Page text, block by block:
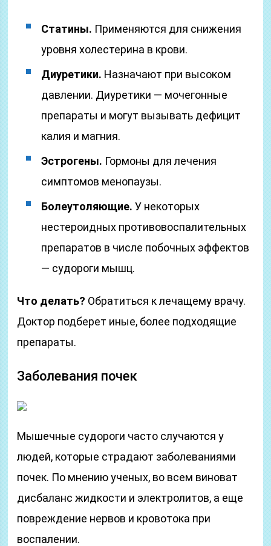
Статины. Применяются для снижения
уровня холестерина в крови.
Диуретики. Назначают при высоком
давлении. Диуретики — мочегонные
препараты и могут вызывать дефицит
калия и магния.
Эстрогены. Гормоны для лечения
симптомов менопаузы.
Болеутоляющие. У некоторых
нестероидных противовоспалительных
препаратов в числе побочных эффектов
— судороги мышц.
Что делать? Обратиться к лечащему врачу.
Доктор подберет иные, более подходящие
препараты.
Заболевания почек
Мышечные судороги часто случаются у
людей, которые страдают заболеваниями
почек. По мнению ученых, во всем виноват
дисбаланс жидкости и электролитов, а еще
повреждение нервов и кровотока при
воспалении.